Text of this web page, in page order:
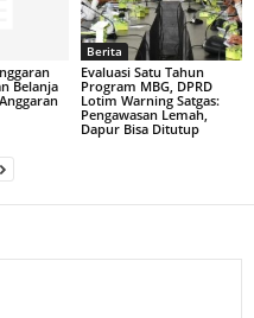
Belanja
Berita
Evaluasi Satu Tahun
Program MBG, DPRD
Lotim Warning Satgas:
Pengawasan Lemah,
Dapur Bisa Ditutup